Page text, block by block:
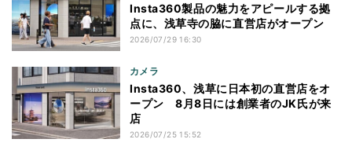
Insta360製品の魅力をアピールする拠
点に、浅草寺の脇に直営店がオープン
2026/07/29 16:30
カメラ
Insta360、浅草に日本初の直営店をオ
ープン 8月8日には創業者のJK氏が来
店
2026/07/25 15:52